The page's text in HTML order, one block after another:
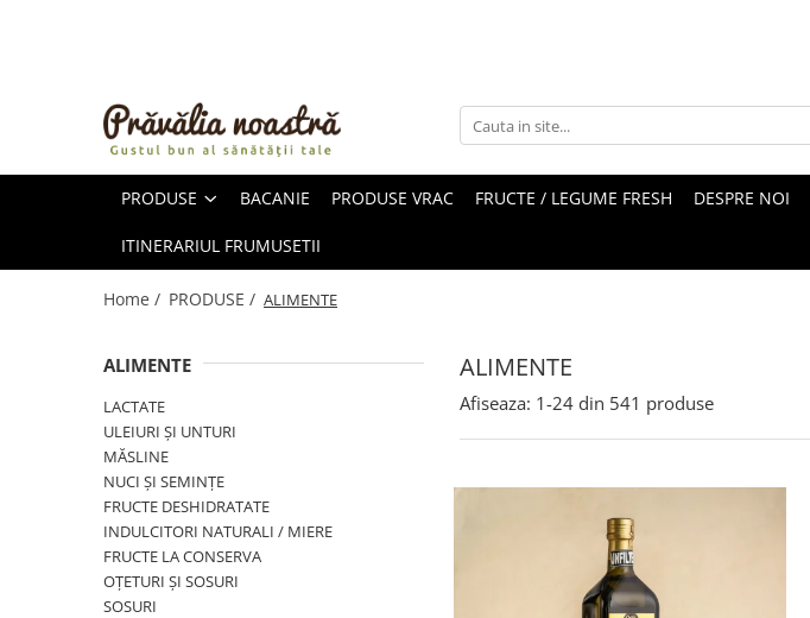
ULEIURI ȘI UNTURI
FRUCTE DESHIDRATATE
FRUCTE LA CONSERVĂ
FĂINĂ FĂRĂ GLUTEN
BĂUTURI / LAPTE VEGETAL
OREZ ȘI CEREALE
CREME ȘI PASTE TARTINABILE
CONDIMENTE
PRODUSE BACANIE PRODUSE VRAC FRUCTE / LEGUME FRESH DESPRE NOI
ITINERARIUL FRUMUSETII
Home / PRODUSE / ALIMENTE
ALIMENTE
ALIMENTE
LACTATE
ULEIURI ȘI UNTURI
MĂSLINE
NUCI ȘI SEMINȚE
FRUCTE DESHIDRATATE
INDULCITORI NATURALI / MIERE
FRUCTE LA CONSERVA
OȚETURI ȘI SOSURI
SOSURI
Afiseaza: 1-24 din 541 produse